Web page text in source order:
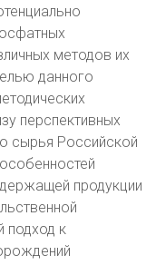
методов их
данного
перспективных
сырья Российской
продукции
подход к